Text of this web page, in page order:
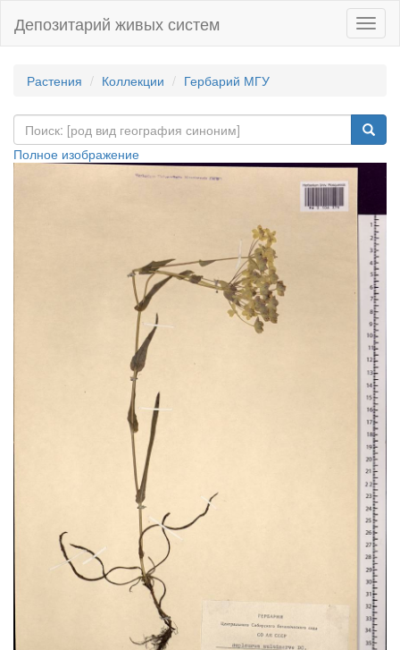
Депозитарий живых систем
Растения Коллекции Гербарий МГУ
Полное изображение